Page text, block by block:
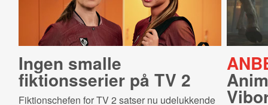
Ingen smalle
fiktionsserier på TV 2
Fiktionschefen for TV 2 satser nu udelukkende